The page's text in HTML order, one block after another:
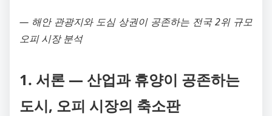
― 해안 관광지와 도심 상권이 공존하는 전국 2위 규모
오피 시장 분석
1. 서론 ― 산업과 휴양이 공존하는
도시, 오피 시장의 축소판